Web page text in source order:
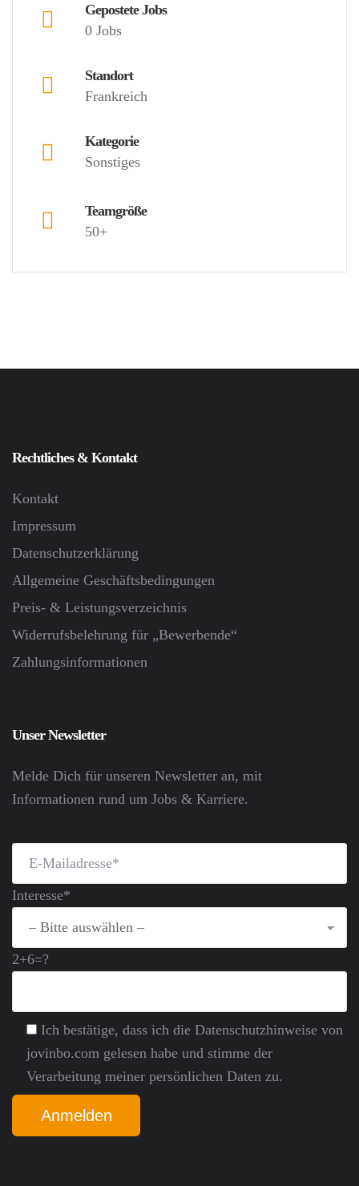
Gepostete Jobs
0 Jobs
Standort
Frankreich
Kategorie
Sonstiges
Teamgröße
50+
Rechtliches & Kontakt
Kontakt
Impressum
Datenschutz­erklärung
Allgemeine Geschäftsbedingungen
Preis- & Leistungsverzeichnis
Widerrufsbelehrung für „Bewerbende“
Zahlungsinformationen
Unser Newsletter
Melde Dich für unseren Newsletter an, mit
Informationen rund um Jobs & Karriere.
Interesse*
2+6=?
Ich bestätige, dass ich die Datenschutz­hinweise von
jovinbo.com gelesen habe und stimme der
Verarbeitung meiner persönlichen Daten zu.